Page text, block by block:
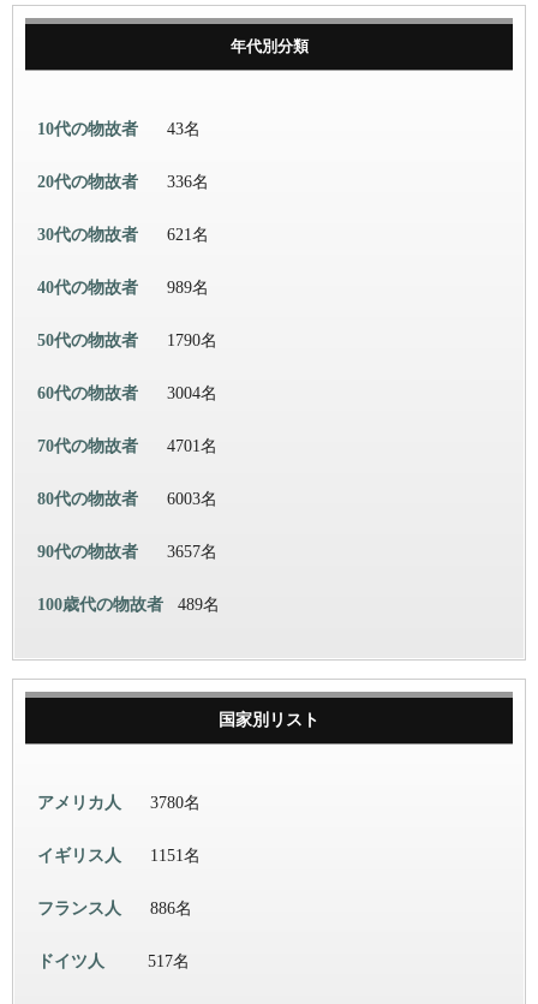
年代別分類
10代の物故者 43名
20代の物故者 336名
30代の物故者 621名
40代の物故者 989名
50代の物故者 1790名
60代の物故者 3004名
70代の物故者 4701名
80代の物故者 6003名
90代の物故者 3657名
100歳代の物故者 489名
国家別リスト
アメリカ人 3780名
イギリス人 1151名
フランス人 886名
ドイツ人 517名